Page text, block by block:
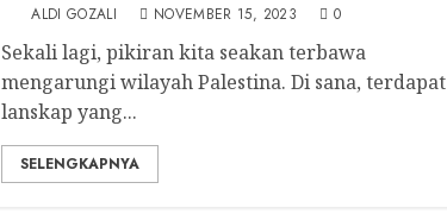
ALDI GOZALI NOVEMBER 15, 2023 0
Sekali lagi, pikiran kita seakan terbawa
mengarungi wilayah Palestina. Di sana, terdapat
lanskap yang...
SELENGKAPNYA